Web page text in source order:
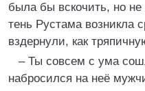
была бы вскочить, но не
тень Рустама возникла
вздернули, как
– Ты совсем с ума
набросился на неё